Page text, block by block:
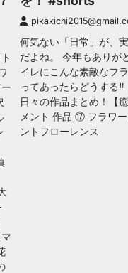
何気ない「日常」が、
だよね。 今年もありが
イレにこんな素敵なフ
ってあったらどうする
日々の作品まとめ！【
メント 作品 ⑰ フラワ
ントフローレンス